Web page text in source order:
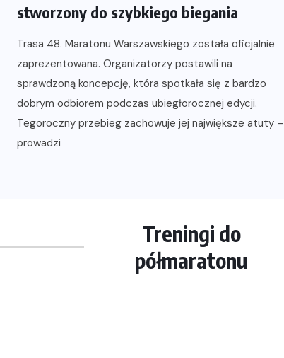
stworzony do szybkiego biegania
Trasa 48. Maratonu Warszawskiego została oficjalnie
zaprezentowana. Organizatorzy postawili na
sprawdzoną koncepcję, która spotkała się z bardzo
dobrym odbiorem podczas ubiegłorocznej edycji.
Tegoroczny przebieg zachowuje jej największe atuty –
prowadzi
Treningi do
półmaratonu